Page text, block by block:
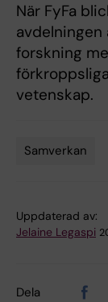
När FyFa
forskning
vetenskap.
Samverkan
Uppdaterad av:
Jelaine Legaspi
Dela